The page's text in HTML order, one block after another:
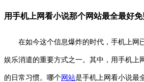
用手机上网看小说那个网站最全最好
在如今这个信息爆炸的时代，手机上网
娱乐消遣的重要方式之一。其中，用手机上
的日常习惯。哪个网站是手机上网看小说最